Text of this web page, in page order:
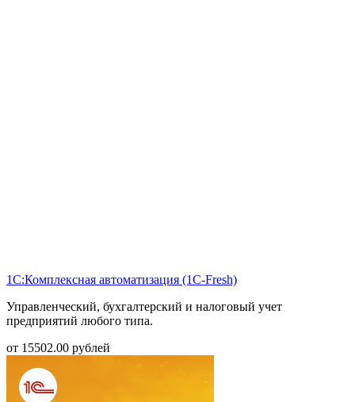
1С:Комплексная автоматизация (1С-Fresh)
Управленческий, бухгалтерский и налоговый учет
предприятий любого типа.
от 15502.00 рублей